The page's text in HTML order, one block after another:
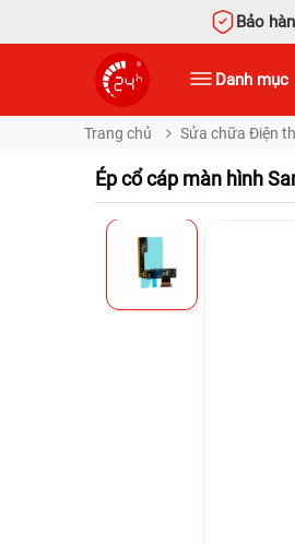
Bảo
Danh mục
Trang chủ Sửa chữa Điện
Ép cổ cáp màn hình